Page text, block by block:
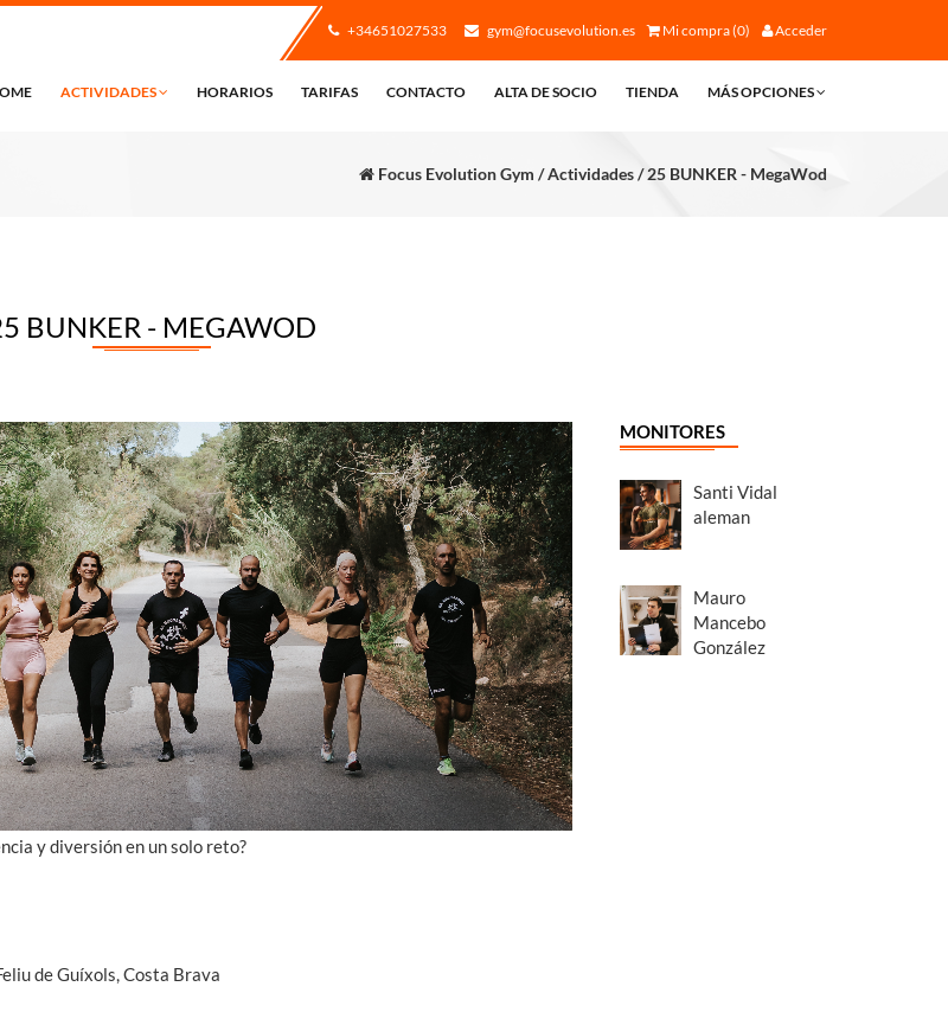
+34651027533 gym@focusevolution.es Mi compra (0) Acceder
ACTIVIDADES HORARIOS TARIFAS CONTACTO ALTA DE SOCIO TIENDA MÁS OPCIONES
Focus Evolution Gym / Actividades / 25 BUNKER - MegaWod
BUNKER - MEGAWOD
y diversión en un solo reto?
de Guíxols, Costa Brava
MONITORES
Santi Vidal
aleman
Mauro
Mancebo
González